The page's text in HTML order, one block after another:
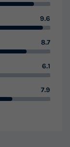
9.6
8.7
6.1
7.9